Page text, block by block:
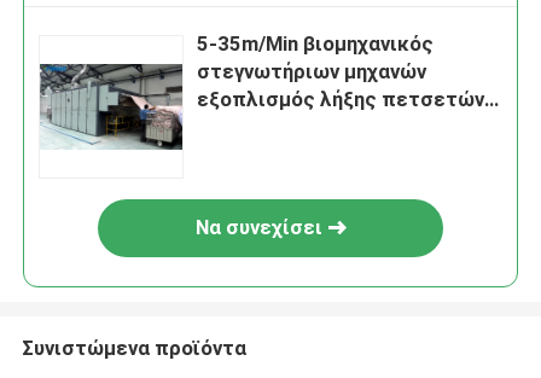
5-35m/Min βιομηχανικός
στεγνωτήριων μηχανών
εξοπλισμός λήξης πετσετών
Να συνεχίσει
Συνιστώμενα προϊόντα